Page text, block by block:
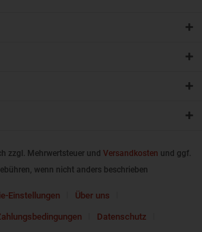
zzgl. Mehrwertsteuer und Versandkosten und ggf.
wenn nicht anders beschrieben
Einstellungen Über uns
Datenschutz